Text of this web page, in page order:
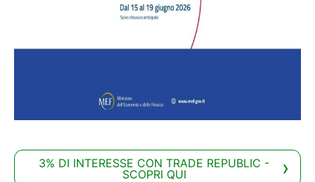
3% DI INTERESSE CON TRADE REPUBLIC -
SCOPRI QUI